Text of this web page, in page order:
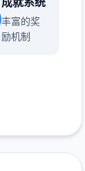
丰富的奖
励机制